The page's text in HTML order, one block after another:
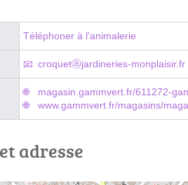
Téléphoner à l'animalerie
croquetⓐjardineries-monplaisir.fr
magasin.gammvert.fr/611272-
www.gammvert.fr/magasins/
adresse